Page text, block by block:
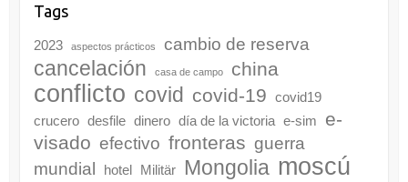
Tags
2023 aspectos prácticos cambio de reserva
cancelación casa de campo china
conflicto covid covid-19 covid19
crucero desfile dinero día de la victoria e-sim
e-
visado efectivo fronteras guerra
mundial
hotel Militär Mongolia moscú